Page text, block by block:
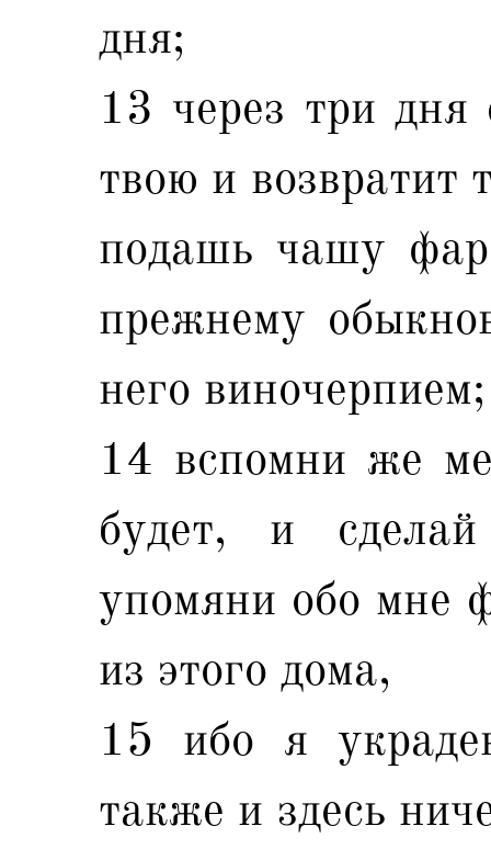
дня;
13 через три дня
твою и возвратит
подашь чашу
прежнему
него виночерпием;
14 вспомни же
будет, и
упомяни обо мне
из этого дома,
15 ибо я
также и здесь